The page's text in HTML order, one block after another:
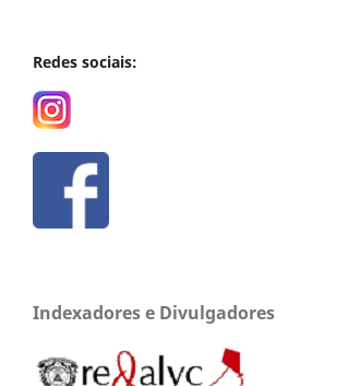
Redes sociais:
Indexadores e Divulgadores